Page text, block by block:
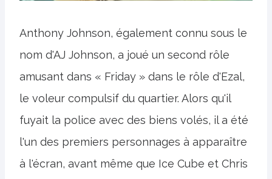
Anthony Johnson, également connu sous le
nom d'AJ Johnson, a joué un second rôle
amusant dans « Friday » dans le rôle d'Ezal,
le voleur compulsif du quartier. Alors qu'il
fuyait la police avec des biens volés, il a été
l'un des premiers personnages à apparaître
à l'écran, avant même que Ice Cube et Chris